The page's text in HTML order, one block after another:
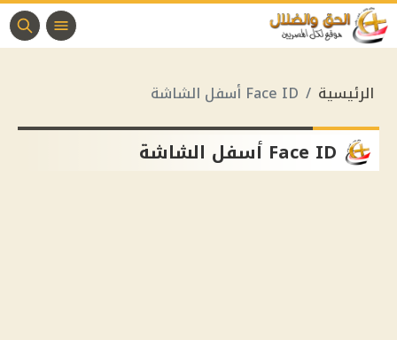
الرئيسية Face ID أسفل الشاشة
Face ID أسفل الشاشة